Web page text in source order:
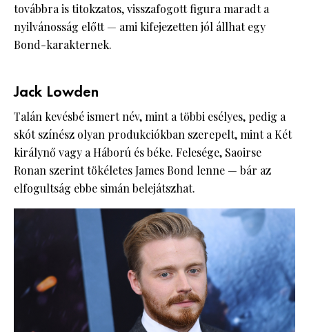
továbbra is titokzatos, visszafogott figura maradt a
nyilvánosság előtt — ami kifejezetten jól állhat egy
Bond-karakternek.
Jack Lowden
Talán kevésbé ismert név, mint a többi esélyes, pedig a
skót színész olyan produkciókban szerepelt, mint a Két
királynő vagy a Háború és béke. Felesége, Saoirse
Ronan szerint tökéletes James Bond lenne — bár az
elfogultság ebbe simán belejátszhat.